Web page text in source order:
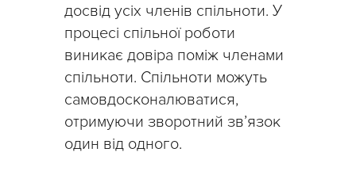
досвід усіх членів спільноти. У
процесі спільної роботи
виникає довіра поміж членами
спільноти. Спільноти можуть
самовдосконалюватися,
отримуючи зворотний зв’язок
один від одного.